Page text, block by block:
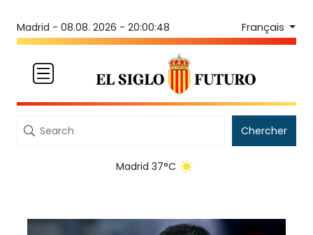
Madrid - 08.08. 2026 - 20:00:48 Français
Chercher
Madrid 37°C